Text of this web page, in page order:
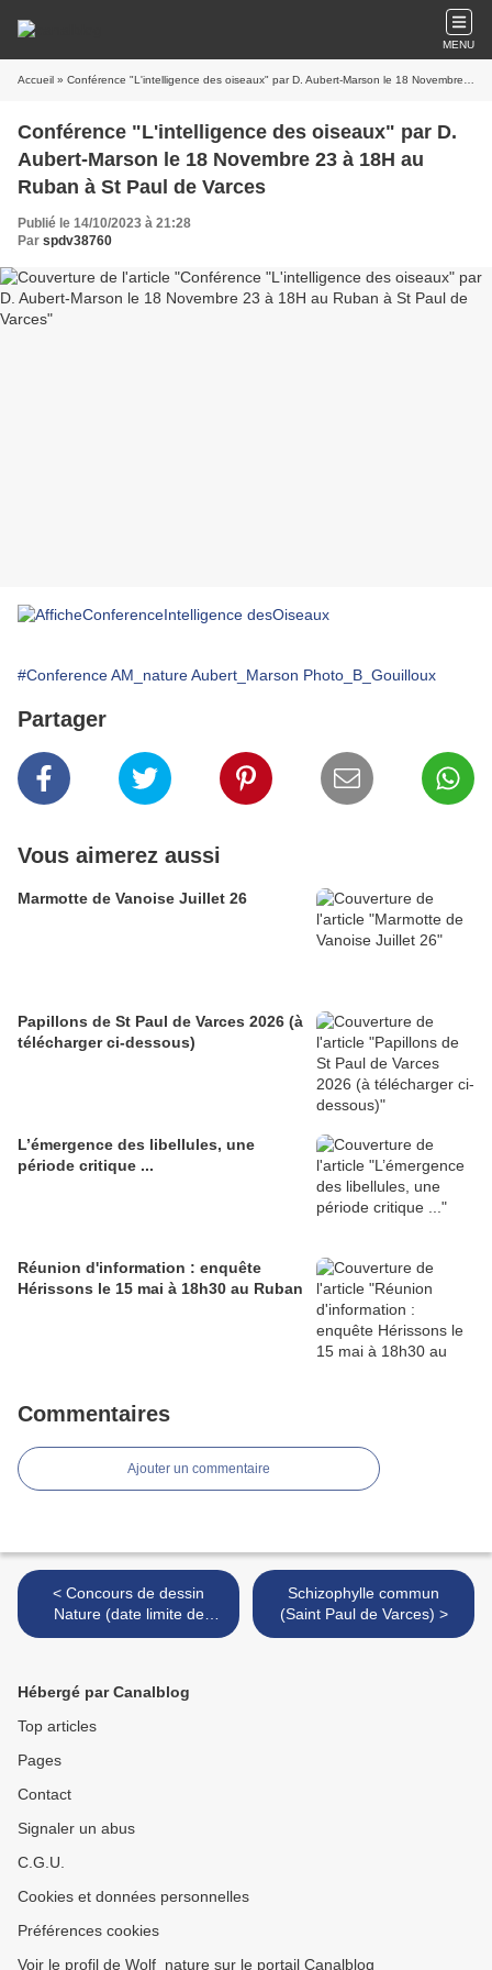
MENU
Accueil » Conférence "L'intelligence des oiseaux" par D. Aubert-Marson le 18 Novembre 23 à 18H au Ruban à St Paul de Varces
Conférence "L'intelligence des oiseaux" par D.
Aubert-Marson le 18 Novembre 23 à 18H au
Ruban à St Paul de Varces
Publié le 14/10/2023 à 21:28
Par spdv38760
#Conference AM_nature Aubert_Marson Photo_B_Gouilloux
Partager
Vous aimerez aussi
Marmotte de Vanoise Juillet 26
Papillons de St Paul de Varces 2026 (à
télécharger ci-dessous)
L’émergence des libellules, une
période critique ...
Réunion d'information : enquête
Hérissons le 15 mai à 18h30 au Ruban
Commentaires
Ajouter un commentaire
< Concours de dessin
Nature (date limite de
réception des dessins le 10
Schizophylle commun
(Saint Paul de Varces) >
Hébergé par Canalblog
Top articles
Pages
Contact
Signaler un abus
C.G.U.
Cookies et données personnelles
Préférences cookies
Voir le profil de Wolf_nature sur le portail Canalblog